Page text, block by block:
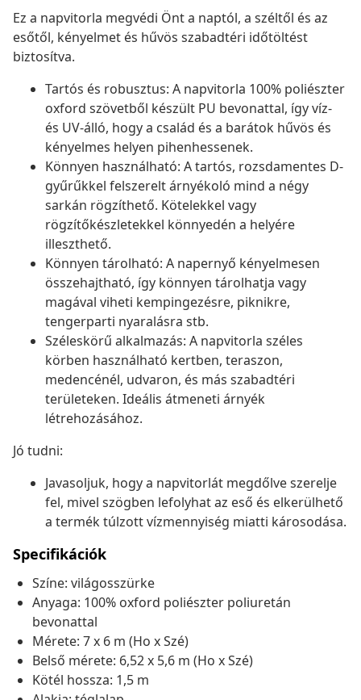
Ez a napvitorla megvédi Önt a naptól, a széltől és az
esőtől, kényelmet és hűvös szabadtéri időtöltést
biztosítva.
Tartós és robusztus: A napvitorla 100% poliészter
oxford szövetből készült PU bevonattal, így víz-
és UV-álló, hogy a család és a barátok hűvös és
kényelmes helyen pihenhessenek.
Könnyen használható: A tartós, rozsdamentes D-
gyűrűkkel felszerelt árnyékoló mind a négy
sarkán rögzíthető. Kötelekkel vagy
rögzítőkészletekkel könnyedén a helyére
illeszthető.
Könnyen tárolható: A napernyő kényelmesen
összehajtható, így könnyen tárolhatja vagy
magával viheti kempingezésre, piknikre,
tengerparti nyaralásra stb.
Széleskörű alkalmazás: A napvitorla széles
körben használható kertben, teraszon,
medencénél, udvaron, és más szabadtéri
területeken. Ideális átmeneti árnyék
létrehozásához.
Jó tudni:
Javasoljuk, hogy a napvitorlát megdőlve szerelje
fel, mivel szögben lefolyhat az eső és elkerülhető
a termék túlzott vízmennyiség miatti károsodása.
Specifikációk
Színe: világosszürke
Anyaga: 100% oxford poliészter poliuretán
bevonattal
Mérete: 7 x 6 m (Ho x Szé)
Belső mérete: 6,52 x 5,6 m (Ho x Szé)
Kötél hossza: 1,5 m